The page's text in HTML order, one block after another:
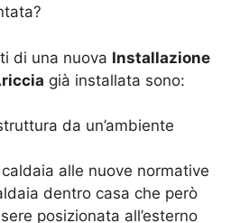
di una nuova Installazione
già installata sono:
da un’ambiente
alle nuove normative
dentro casa che però
posizionata all’esterno